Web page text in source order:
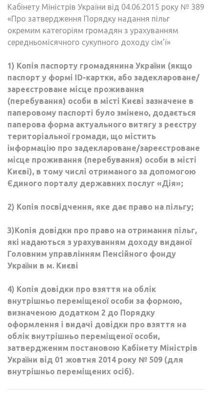
Кабінету Міністрів України від 04.06.2015 року № 389
«Про затвердження Порядку надання пільг
окремим категоріям громадян з урахуванням
середньомісячного сукупного доходу сім’ї»
1) Копія паспорту громадянина України (якщо
паспорт у формі ID-картки, або задеклароване/
зареєстроване місце проживання
(перебування) особи в місті Києві зазначене в
паперовому паспорті було змінено, додається
паперова форма актуального витягу з реєстру
територіальної громади, що містить
інформацію про задеклароване/зареєстроване
місце проживання (перебування) особи в місті
Києві), в тому числі отриманого за допомогою
Єдиного порталу державних послуг «Дія»;
2) Копія посвідчення, яке дає право на пільгу;
3)Копія довідки про право на отримання пільг,
які надаються з урахуванням доходу виданої
Головним управлінням Пенсійного фонду
України в м. Києві
4) Копія довідки про взяття на облік
внутрішньо переміщеної особи за формою,
визначеною додатком 2 до Порядку
оформлення і видачі довідки про взяття на
облік внутрішньо переміщеної особи,
затвердженим постановою Кабінету Міністрів
України від 01 жовтня 2014 року № 509 (для
внутрішньо переміщених осіб).